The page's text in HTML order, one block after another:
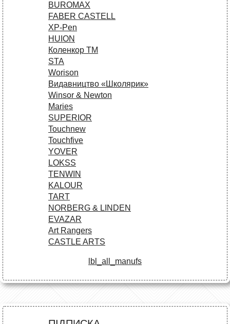
BUROMAX
FABER CASTELL
XP-Pen
HUION
Коленкор ТМ
STA
Worison
Видавництво «Школярик»
Winsor & Newton
Maries
SUPERIOR
Touchnew
Touchfive
YOVER
LOKSS
TENWIN
KALOUR
TART
NORBERG & LINDEN
EVAZAR
Art Rangers
CASTLE ARTS
lbl_all_manufs